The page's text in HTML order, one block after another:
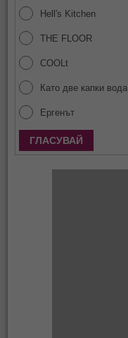
Hell's Kitchen
THE FLOOR
COOLt
Като две капки вода
Ергенът